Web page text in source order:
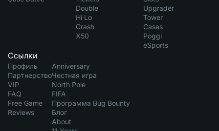
Double
Hi Lo
Crash
X50
Upgrader
Tower
Cases
Poggi
eSports
Ссылки
Профиль
Партнерство
VIP
FAQ
Free Game
Reviews
Anniversary
Честная игра
North Pole
FIFA
Программа Bug Bounty
Блог
About